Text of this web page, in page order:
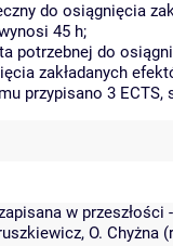
do osiągnięcia
45 h;
potrzebnej do
zakładanych
przypisano 3
w
O. Chyżna